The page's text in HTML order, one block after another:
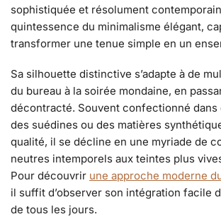
sophistiquée et résolument
quintessence du minimalisme élégant,
transformer une tenue simple en un
Sa silhouette distinctive s’adapte à de
du bureau à la soirée mondaine, en
décontracté. Souvent confectionné dans
des suédines ou des matières
qualité, il se décline en une myriade de
neutres intemporels aux teintes plus
Pour découvrir une approche moderne
il suffit d’observer son intégration facile
de tous les jours.